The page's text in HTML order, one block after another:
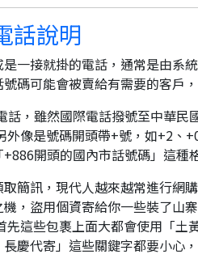
話說明
一接就掛的電話，通常是由系
碼可能會被賣給有需要的客戶
話，雖然國際電話撥號至中華
外像是號碼開頭帶+號，如+2、
開頭的國內市話號碼」這種
簡訊，現代人越來越常進行網
，盜用個資寄給你一些裝了山
先這些包裹上面大都會使用「土
慶代寄」這些關鍵字都要小心